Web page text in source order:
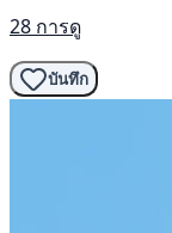
28 การดู
บันทึก